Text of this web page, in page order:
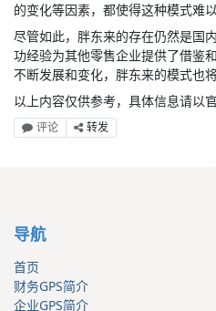
的变化等因素，都使得这种模式难
尽管如此，胖东来的存在仍然是国
功经验为其他零售企业提供了借鉴
不断发展和变化，胖东来的模式也
以上内容仅供参考，具体信息请以
评论 转发
导航
首页
财务GPS简介
企业GPS简介